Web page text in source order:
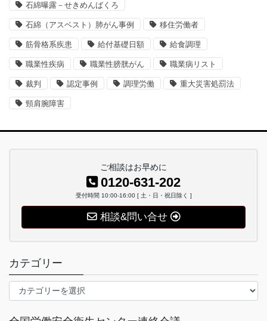
石綿曝露－せきめんばくろ
石綿（アスベスト）肺がん事例 移住労働者
筋骨格系疾患 給付基礎日額 給食調理
職業性疾病 職業性膀胱がん 職業病リスト
裁判 認定事例 調理労働 重大災害処罰法
頸肩腕障害
ご相談はお早めに
0120-631-202
受付時間 10:00-16:00 [ 土・日・祝日除く ]
相談&問い合せ
カテゴリー
テ